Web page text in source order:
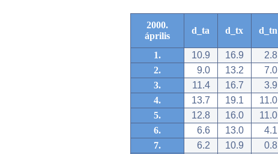
2000.
április
d_ta d_tx d_tn
1. 10.9 16.9 2.8
2.
9.0 13.2 7.0
3.
11.4 16.7 3.9
4.
13.7 19.1 11.0
5.
12.8 16.0 11.0
6.
6.6 13.0 4.1
7.
6.2 10.9 0.8